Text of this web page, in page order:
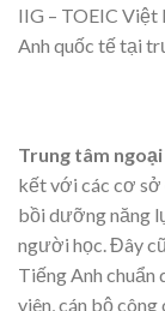
IIG – TOEIC
Anh quốc tế tại
Trung tâm
kết với các cơ sở
bồi dưỡng năng
người học. Đây
Tiếng Anh chuẩn
viên, cán bộ